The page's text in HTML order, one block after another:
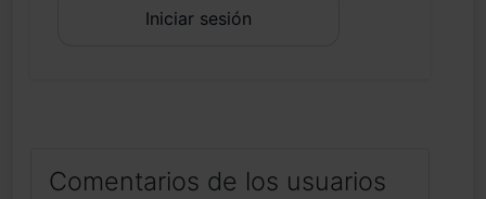
Iniciar sesión
Comentarios de los usuarios